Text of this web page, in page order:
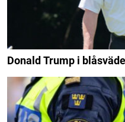
Donald Trump i